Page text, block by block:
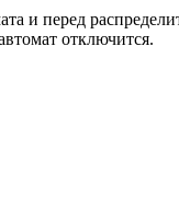
и перед
отключится.